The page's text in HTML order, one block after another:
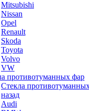
Mitsubishi
Nissan
Opel
Renault
Skoda
Toyota
Volvo
VW
противотуманных фар
Стекла
назад
Audi